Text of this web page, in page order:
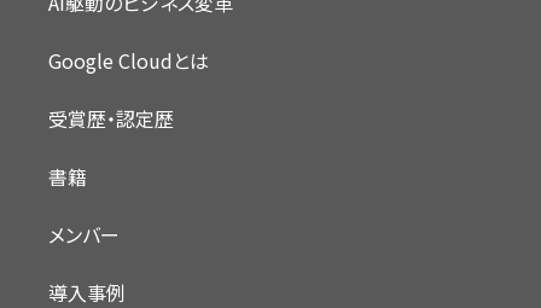
Google Cloudとは
受賞歴・認定歴
書籍
メンバー
導入事例